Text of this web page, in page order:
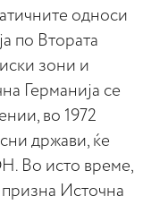
односи
по Втората
зони и
Германија се
во 1972
држави, ќе
Во исто време,
призна Источна